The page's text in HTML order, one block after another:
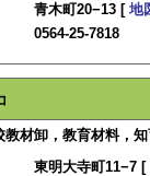
青木町20−13 [ 地
0564-25-7818
教材卸，教育材料，
東明大寺町11−7 [